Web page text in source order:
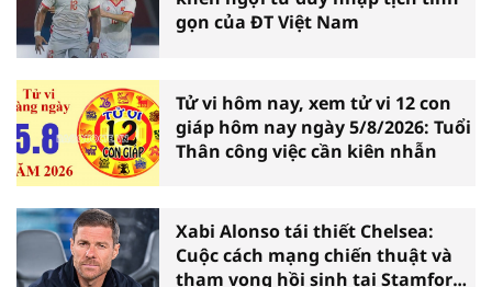
gọn của ĐT Việt Nam
Tử vi hôm nay, xem tử vi 12 con
giáp hôm nay ngày 5/8/2026: Tuổi
Thân công việc cần kiên nhẫn
Xabi Alonso tái thiết Chelsea:
Cuộc cách mạng chiến thuật và
tham vọng hồi sinh tại Stamford